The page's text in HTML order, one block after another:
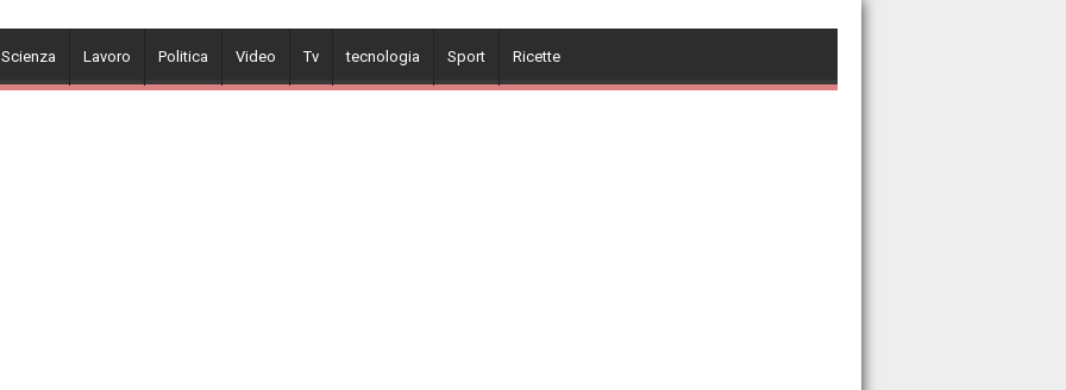
Lavoro Politica Video Tv tecnologia Sport Ricette